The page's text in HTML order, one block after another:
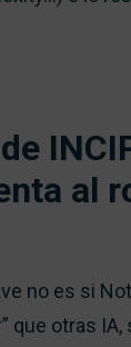
al
no es si
que otras IA,